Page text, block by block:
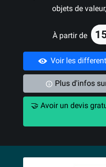
objets de
À partir de
Voir les
Plus d'infos
🤝 Avoir un devis